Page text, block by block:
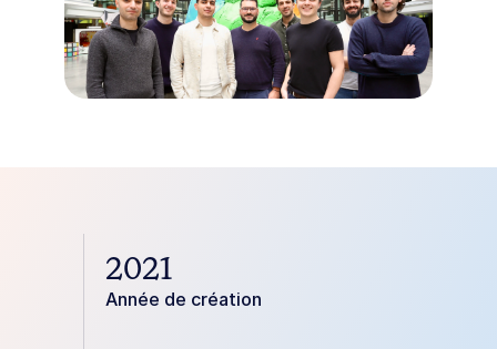
2021
Année de création